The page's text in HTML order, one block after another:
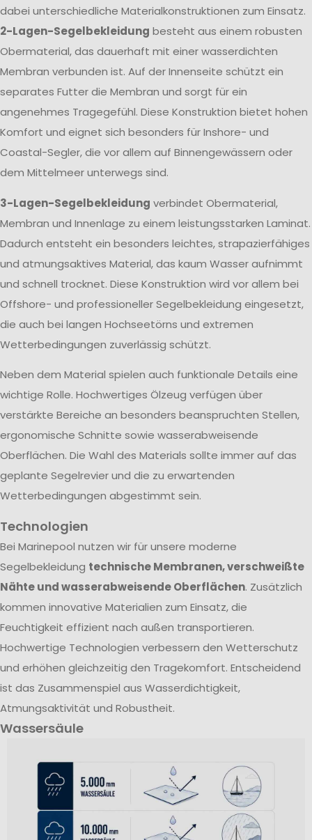
dabei unterschiedliche Materialkonstruktionen zum Einsatz.
2-Lagen-Segelbekleidung besteht aus einem robusten
Obermaterial, das dauerhaft mit einer wasserdichten
Membran verbunden ist. Auf der Innenseite schützt ein
separates Futter die Membran und sorgt für ein
angenehmes Tragegefühl. Diese Konstruktion bietet hohen
Komfort und eignet sich besonders für Inshore- und
Coastal-Segler, die vor allem auf Binnengewässern oder
dem Mittelmeer unterwegs sind.
3-Lagen-Segelbekleidung verbindet Obermaterial,
Membran und Innenlage zu einem leistungsstarken Laminat.
Dadurch entsteht ein besonders leichtes, strapazierfähiges
und atmungsaktives Material, das kaum Wasser aufnimmt
und schnell trocknet. Diese Konstruktion wird vor allem bei
Offshore- und professioneller Segelbekleidung eingesetzt,
die auch bei langen Hochseetörns und extremen
Wetterbedingungen zuverlässig schützt.
Neben dem Material spielen auch funktionale Details eine
wichtige Rolle. Hochwertiges Ölzeug verfügen über
verstärkte Bereiche an besonders beanspruchten Stellen,
ergonomische Schnitte sowie wasserabweisende
Oberflächen. Die Wahl des Materials sollte immer auf das
geplante Segelrevier und die zu erwartenden
Wetterbedingungen abgestimmt sein.
Technologien
Bei Marinepool nutzen wir für unsere moderne
Segelbekleidung technische Membranen, verschweißte
Nähte und wasserabweisende Oberflächen. Zusätzlich
kommen innovative Materialien zum Einsatz, die
Feuchtigkeit effizient nach außen transportieren.
Hochwertige Technologien verbessern den Wetterschutz
und erhöhen gleichzeitig den Tragekomfort. Entscheidend
ist das Zusammenspiel aus Wasserdichtigkeit,
Atmungsaktivität und Robustheit.
Wassersäule